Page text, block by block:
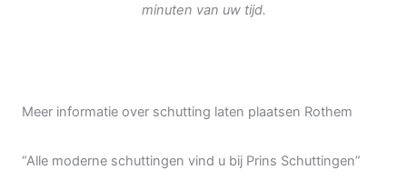
minuten van uw tijd.
Meer informatie over schutting laten plaatsen Rothem
“Alle moderne schuttingen vind u bij Prins Schuttingen”